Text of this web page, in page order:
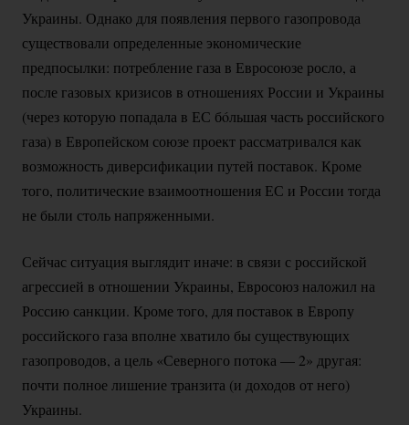
Украины. Однако для появления первого газопровода
существовали определенные экономические
предпосылки: потребление газа в Евросоюзе росло, а
после газовых кризисов в отношениях России и Украины
(через которую попадала в ЕС бóльшая часть российского
газа) в Европейском союзе проект рассматривался как
возможность диверсификации путей поставок. Кроме
того, политические взаимоотношения ЕС и России тогда
не были столь напряженными.
Сейчас ситуация выглядит иначе: в связи с российской
агрессией в отношении Украины, Евросоюз наложил на
Россию санкции. Кроме того, для поставок в Европу
российского газа вполне хватило бы существующих
газопроводов, а цель «Северного потока — 2» другая:
почти полное лишение транзита (и доходов от него)
Украины.